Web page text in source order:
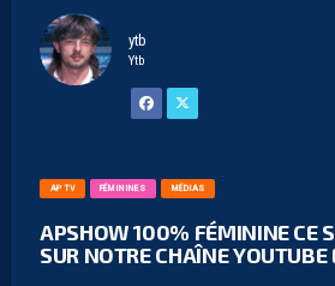
ytb
Ytb
AP TV FÉMININES MÉDIAS
APSHOW 100% FÉMININE CE
SUR NOTRE CHAÎNE YOUTUBE